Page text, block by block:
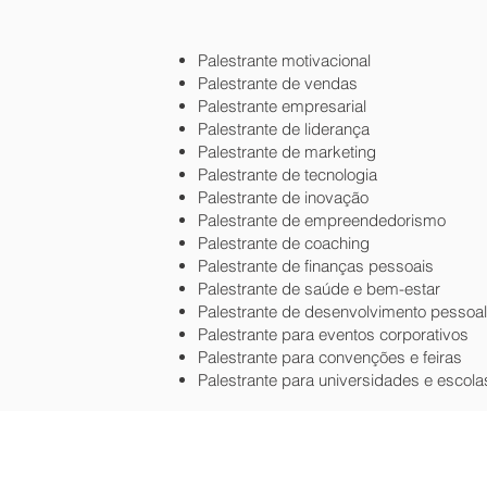
Palestrante motivacional
Palestrante de vendas
Palestrante empresarial
Palestrante de liderança
Palestrante de marketing
Palestrante de tecnologia
Palestrante de inovação
Palestrante de empreendedorismo
Palestrante de coaching
Palestrante de finanças pessoais
Palestrante de saúde e bem-estar
Palestrante de desenvolvimento pessoal
Palestrante para eventos corporativos
Palestrante para convenções e feiras
Palestrante para universidades e